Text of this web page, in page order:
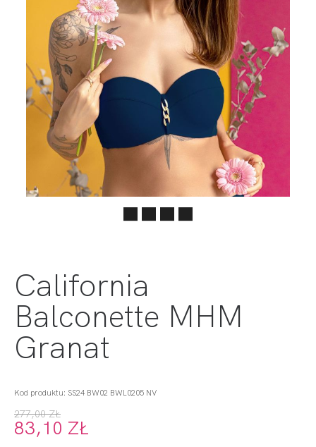
California
Balconette MHM
Granat
Kod produktu: SS24 BW02 BWL0205 NV
277,00 ZŁ
83,10 ZŁ